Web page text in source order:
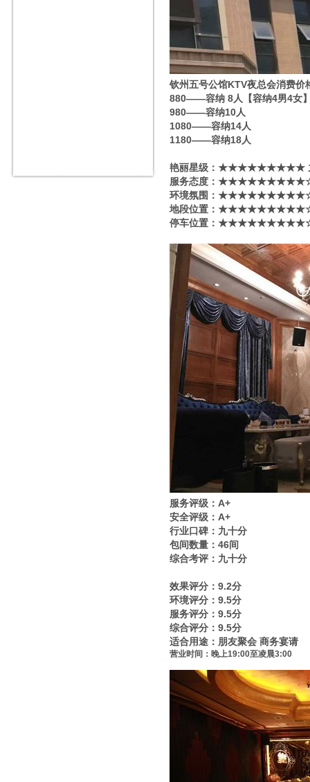
钦州五号公馆KTV夜总会消费价
880——容纳 8人【容纳4男4女
980——容纳10人
1080——容纳14人
1180——容纳18人
艳丽星级​‌‌：★★★★★★★★★
服务态度：★★★★★★★★★☆
环境氛围：★★★★★★★★★☆
地段位置：★★★★★★★★★☆
停车位置：★★★★★★★★★☆
服务评级：A+
安全评级：A+
行业口碑：九十分
包间数量：46间
综合考评：九十分
效果评分：9.2分
环境评分：9.5分
服务评分：9.5分
综合评分：9.5分
适合用途：朋友聚会 商务宴请
营业时间：晚上19:00至凌晨3:00